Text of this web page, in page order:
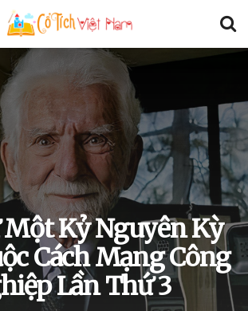
Một Kỷ Nguyên Kỳ
Cách Mạng Công
Lần Thứ 3